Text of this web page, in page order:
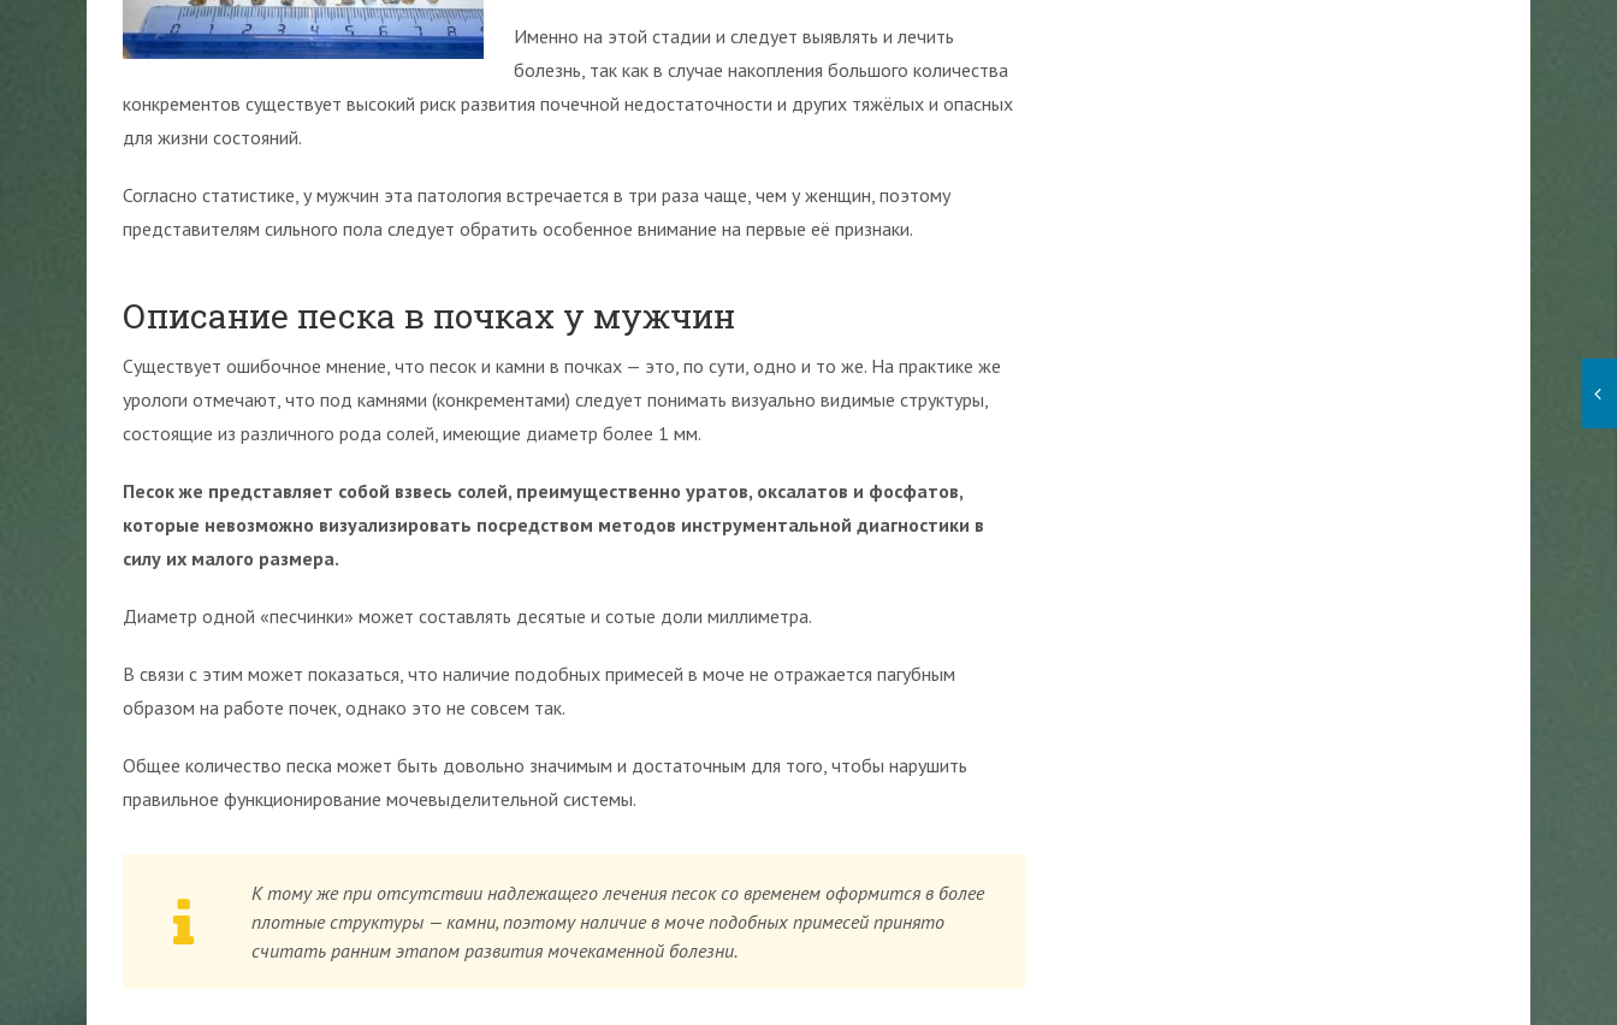
Именно на этой стадии и следует выявлять и лечить
болезнь, так как в случае накопления большого количества
конкрементов существует высокий риск развития почечной недостаточности и других тяжёлых и опасных
для жизни состояний.
Согласно статистике, у мужчин эта патология встречается в три раза чаще, чем у женщин, поэтому
представителям сильного пола следует обратить особенное внимание на первые её признаки.
Описание песка в почках у мужчин
Существует ошибочное мнение, что песок и камни в почках — это, по сути, одно и то же. На практике же
урологи отмечают, что под камнями (конкрементами) следует понимать визуально видимые структуры,
состоящие из различного рода солей, имеющие диаметр более 1 мм.
Песок же представляет собой взвесь солей, преимущественно уратов, оксалатов и фосфатов,
которые невозможно визуализировать посредством методов инструментальной диагностики в
силу их малого размера.
Диаметр одной «песчинки» может составлять десятые и сотые доли миллиметра.
В связи с этим может показаться, что наличие подобных примесей в моче не отражается пагубным
образом на работе почек, однако это не совсем так.
Общее количество песка может быть довольно значимым и достаточным для того, чтобы нарушить
правильное функционирование мочевыделительной системы.
К тому же при отсутствии надлежащего лечения песок со временем оформится в более
плотные структуры — камни, поэтому наличие в моче подобных примесей принято
считать ранним этапом развития мочекаменной болезни.